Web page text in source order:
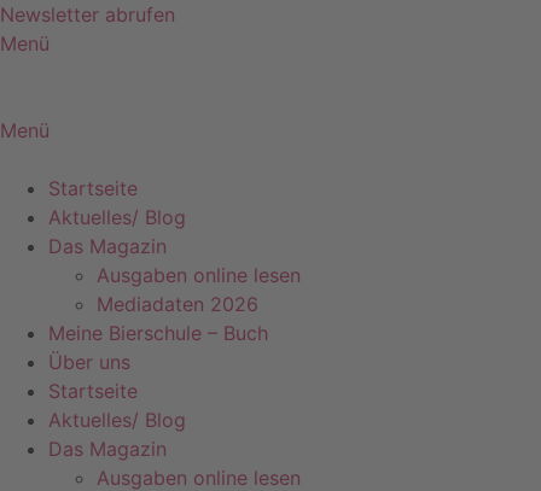
Zum
Inhalt
Newsletter abrufen
Menü
Menü
Startseite
Aktuelles/ Blog
Das Magazin
Ausgaben online lesen
Mediadaten 2026
Meine Bierschule – Buch
Über uns
Startseite
Aktuelles/ Blog
Das Magazin
Ausgaben online lesen